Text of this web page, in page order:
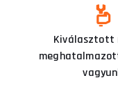
Kiválasztott